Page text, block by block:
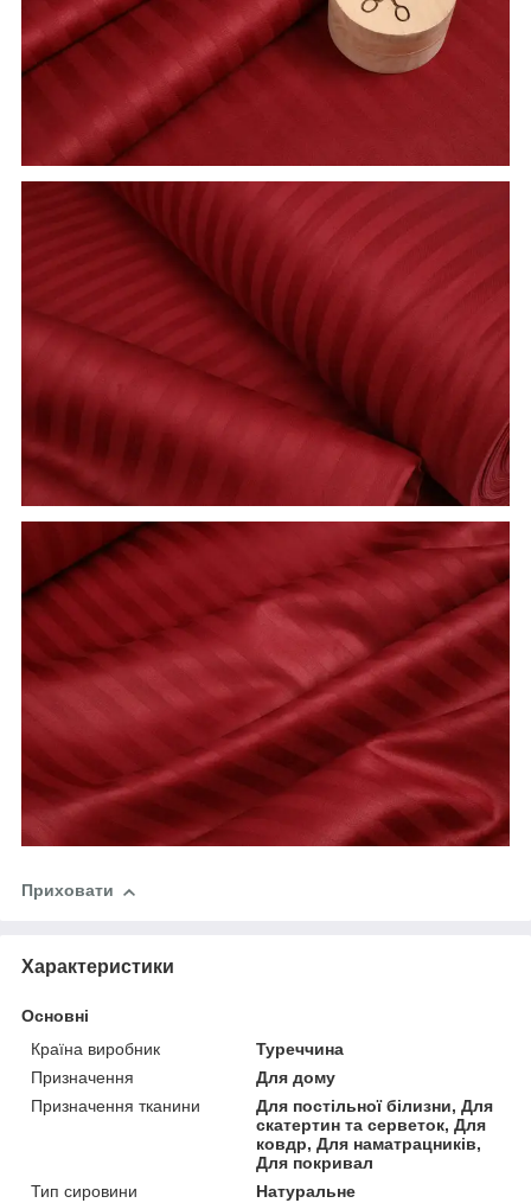
Приховати
Характеристики
Основні
Країна виробник
Туреччина
Призначення
Для дому
Призначення тканини
Для постільної білизни, Для
скатертин та серветок, Для
ковдр, Для наматрацників,
Для покривал
Тип сировини
Натуральне